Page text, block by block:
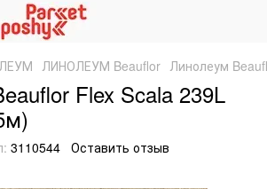
ЛИНОЛЕУМ Beauflor Линолеум
Flex Scala 239L
3110544 Оставить отзыв